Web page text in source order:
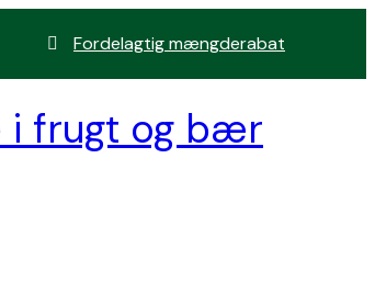
Fordelagtig mængderabat
i frugt og bær